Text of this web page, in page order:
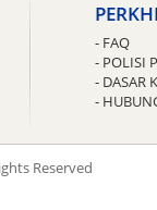
- FAQ
- POLISI
- DASAR
-
Reserved